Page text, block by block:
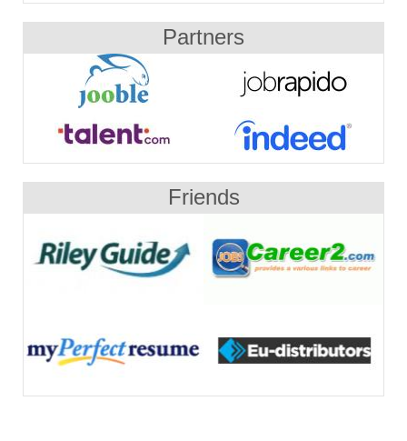
Partners
Friends